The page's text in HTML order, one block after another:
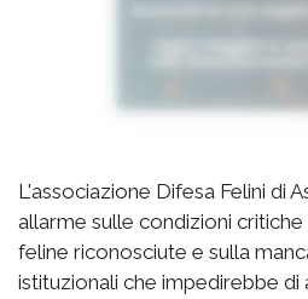
L'associazione Difesa Felini di
allarme sulle condizioni
feline riconosciute e sulla
istituzionali che impedirebbe